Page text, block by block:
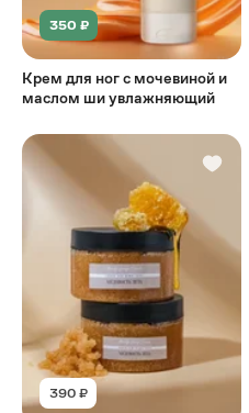
350 ₽
Крем для ног с мочевиной и
маслом ши увлажняющий
390 ₽